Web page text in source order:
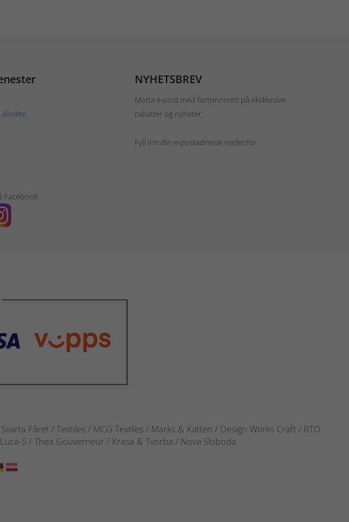
direkte
NYHETSBREV
Motta e-post med fortrinnsrett på eksklusive
rabatter og nyheter.
Fyll inn din e-postadresse nedenfor.
Facebook
Fåret / Textiles / MCG Textiles / Marks & Katten / Design Works Craft / RTO
S / Thea Gouverneur / Krasa & Tvorba / Nova Sloboda